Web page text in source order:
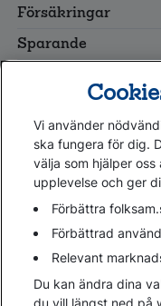
grupp
Leverantörswebb
Försäkringar
Sparande
Kundservice
Hjälp
Webbkarta
Cookies
Hantera cookies
Personuppgifter GDPR
Vi använder
ska fungera för dig.
välja som hjälper
upplevelse och ger
Förbättra
Förbättrad
Relevant
Du kan ändra dina
du vill längst ned på